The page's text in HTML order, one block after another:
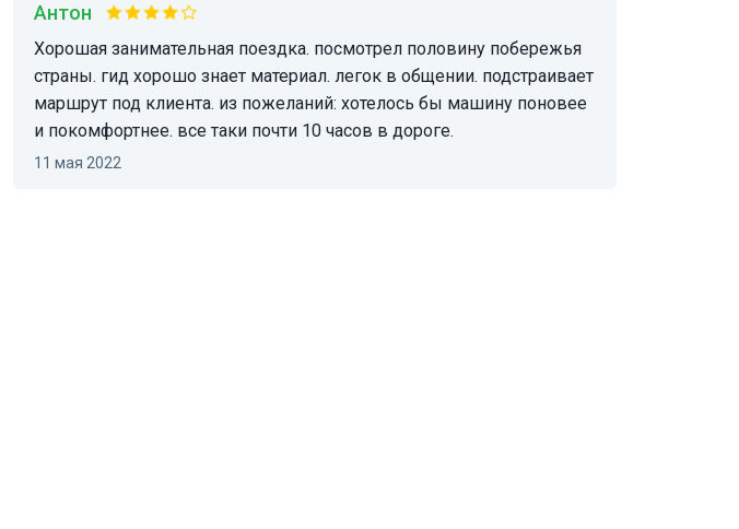
Антон
хорошая занимательная поездка. посмотрел половину побережья
страны. гид хорошо знает материал. легок в общении. подстраивает
маршрут под клиента. из пожеланий: хотелось бы машину поновее
и покомфортнее. все таки почти 10 часов в дороге.
11 мая 2022